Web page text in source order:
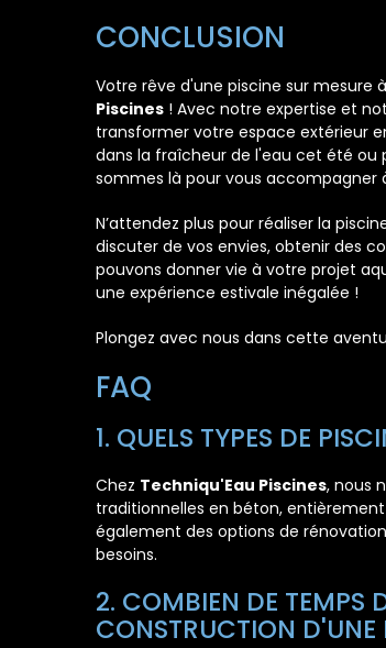
CONCLUSION
Votre rêve d'une piscine sur mesure
Piscines ! Avec notre expertise et
transformer votre espace extérieur
dans la fraîcheur de l'eau cet été ou
sommes là pour vous accompagner
N’attendez plus pour réaliser la
discuter de vos envies, obtenir des
pouvons donner vie à votre projet
une expérience estivale inégalée !
Plongez avec nous dans cette
FAQ
1. QUELS TYPES DE
Chez Techniqu'Eau Piscines, nous
traditionnelles en béton,
également des options de
besoins.
2. COMBIEN DE TEMPS
CONSTRUCTION D'UNE